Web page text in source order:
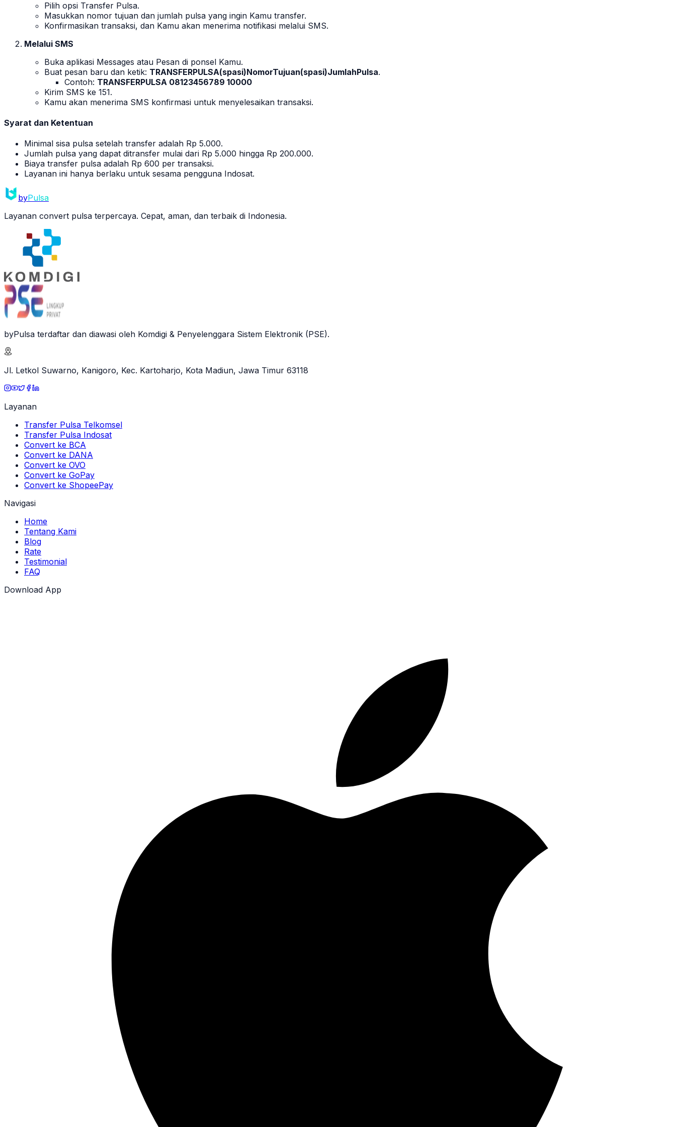
Pilih opsi Transfer Pulsa.
Masukkan nomor tujuan dan jumlah pulsa yang ingin Kamu transfer.
Konfirmasikan transaksi, dan Kamu akan menerima notifikasi melalui SMS.
Melalui SMS
Buka aplikasi Messages atau Pesan di ponsel Kamu.
Buat pesan baru dan ketik: TRANSFERPULSA(spasi)NomorTujuan(spasi)JumlahPulsa.
Contoh: TRANSFERPULSA 08123456789 10000
Kirim SMS ke 151.
Kamu akan menerima SMS konfirmasi untuk menyelesaikan transaksi.
Syarat dan Ketentuan
Minimal sisa pulsa setelah transfer adalah Rp 5.000.
Jumlah pulsa yang dapat ditransfer mulai dari Rp 5.000 hingga Rp 200.000.
Biaya transfer pulsa adalah Rp 600 per transaksi.
Layanan ini hanya berlaku untuk sesama pengguna Indosat.
byPulsa
Layanan convert pulsa terpercaya. Cepat, aman, dan terbaik di Indonesia.
byPulsa terdaftar dan diawasi oleh Komdigi & Penyelenggara Sistem Elektronik (PSE).
Jl. Letkol Suwarno, Kanigoro, Kec. Kartoharjo, Kota Madiun, Jawa Timur 63118
Layanan
Transfer Pulsa Telkomsel
Transfer Pulsa Indosat
Convert ke BCA
Convert ke DANA
Convert ke OVO
Convert ke GoPay
Convert ke ShopeePay
Navigasi
Home
Tentang Kami
Blog
Rate
Testimonial
FAQ
Download App